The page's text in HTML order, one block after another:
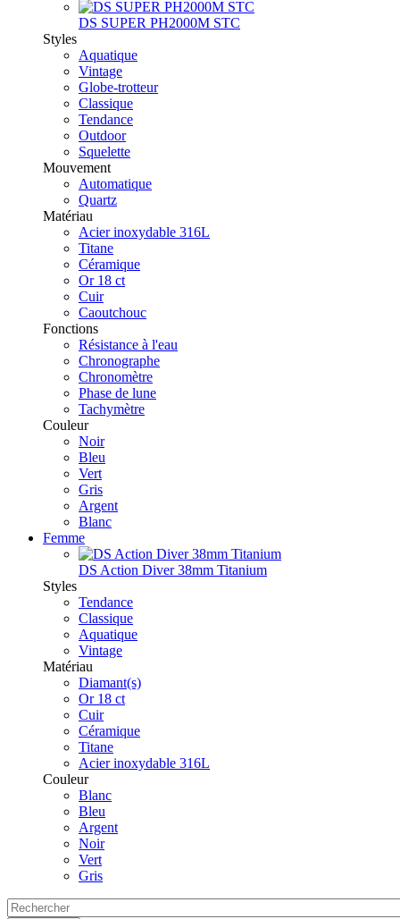
DS SUPER PH2000M STC
Styles
Aquatique
Vintage
Globe-trotteur
Classique
Tendance
Outdoor
Squelette
Mouvement
Automatique
Quartz
Matériau
Acier inoxydable 316L
Titane
Céramique
Or 18 ct
Cuir
Caoutchouc
Fonctions
Résistance à l'eau
Chronographe
Chronomètre
Phase de lune
Tachymètre
Couleur
Noir
Bleu
Vert
Gris
Argent
Blanc
Femme
DS Action Diver 38mm Titanium
Styles
Tendance
Classique
Aquatique
Vintage
Matériau
Diamant(s)
Or 18 ct
Cuir
Céramique
Titane
Acier inoxydable 316L
Couleur
Blanc
Bleu
Argent
Noir
Vert
Gris